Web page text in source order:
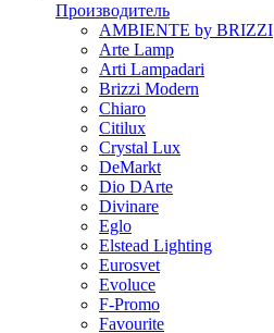
Производитель
AMBIENTE by BRIZZI
Arte Lamp
Arti Lampadari
Brizzi Modern
Chiaro
Citilux
Crystal Lux
DeMarkt
Dio DArte
Divinare
Eglo
Elstead Lighting
Eurosvet
Evoluce
F-Promo
Favourite